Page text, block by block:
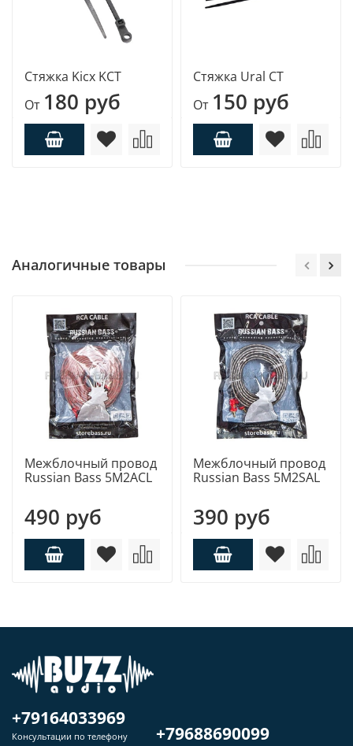
Стяжка Kicx KCT
От 180 руб
Стяжка Ural CT
От 150 руб
Аналогичные товары
Межблочный провод
Russian Bass 5M2ACL
490 руб
Межблочный провод
Russian Bass 5M2SAL
390 руб
+79164033969
Консультации по телефону +79688690099